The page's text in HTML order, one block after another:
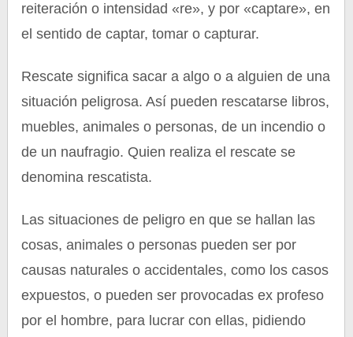
reiteración o intensidad «re», y por «captare», en
el sentido de captar, tomar o capturar.
Rescate significa sacar a algo o a alguien de una
situación peligrosa. Así pueden rescatarse libros,
muebles, animales o personas, de un incendio o
de un naufragio. Quien realiza el rescate se
denomina rescatista.
Las situaciones de peligro en que se hallan las
cosas, animales o personas pueden ser por
causas naturales o accidentales, como los casos
expuestos, o pueden ser provocadas ex profeso
por el hombre, para lucrar con ellas, pidiendo